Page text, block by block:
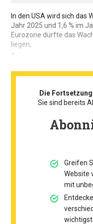
In den USA wird sich das
Jahr 2025 und 1,6 % im
Eurozone dürfte das
liegen,
> ...
Die
Sie sind bereits
Greifen
Website
mit